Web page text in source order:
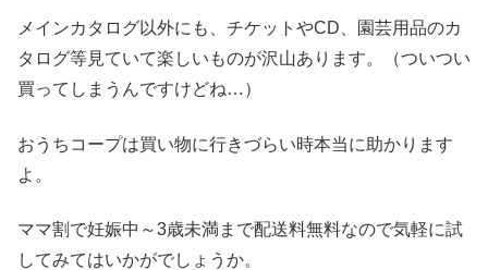
メインカタログ以外にも、チケットやCD、園芸用品のカ
タログ等見ていて楽しいものが沢山あります。（ついつい
買ってしまうんですけどね…）
おうちコープは買い物に行きづらい時本当に助かります
よ。
ママ割で妊娠中～3歳未満まで配送料無料なので気軽に試
してみてはいかがでしょうか。